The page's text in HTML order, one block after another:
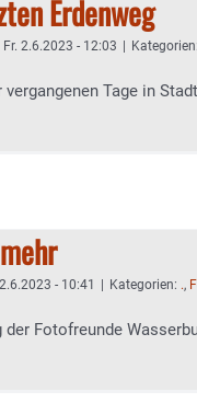
Erdenweg
Fr. 2.6.2023 - 12:03 Kategorien:
vergangenen Tage in
- 10:41 Kategorien: .,
Fotofreunde